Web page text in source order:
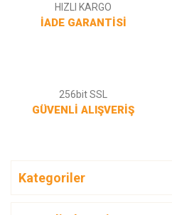
HIZLI KARGO
İADE GARANTİSİ
256bit SSL
GÜVENLİ ALIŞVERİŞ
Kategoriler